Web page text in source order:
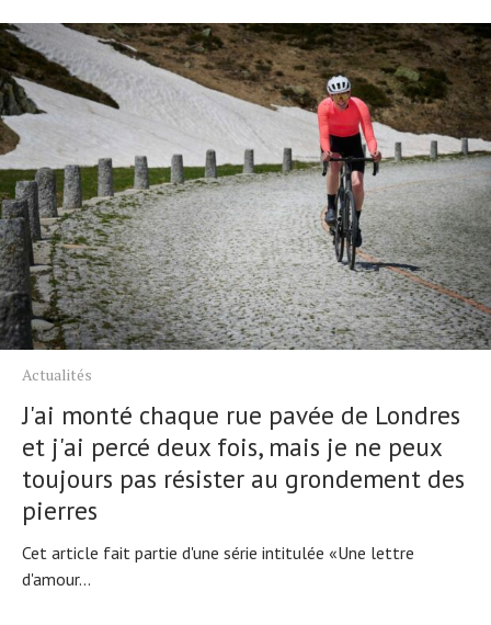
Actualités
J'ai monté chaque rue pavée de Londres
et j'ai percé deux fois, mais je ne peux
toujours pas résister au grondement des
pierres
Cet article fait partie d'une série intitulée «Une lettre
d'amour...